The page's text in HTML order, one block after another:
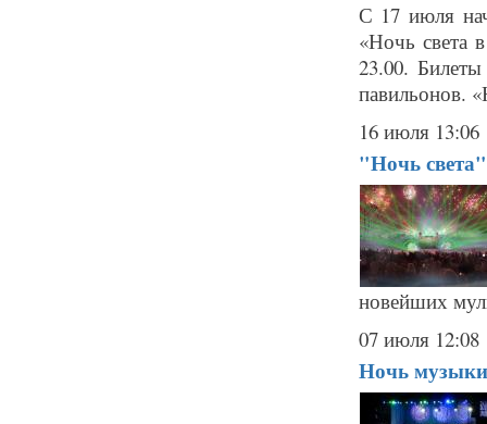
С 17 июля
«Ночь света
23.00.
павильонов.
16 июля 13:06
"Ночь
новейших
07 июля 12:08
Ночь